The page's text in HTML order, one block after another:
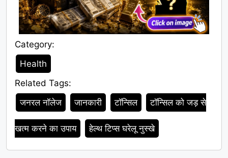
Category:
Category
Health
Related Tags:
Tags
जनरल नॉलेज जानकारी टॉन्सिल टॉन्सिल को जड़ से
खत्म करने का उपाय हेल्थ टिप्स घरेलू नुस्खे